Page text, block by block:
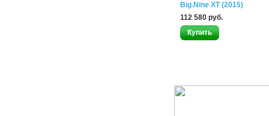
Big.Nine XT (2015)
112 580 руб.